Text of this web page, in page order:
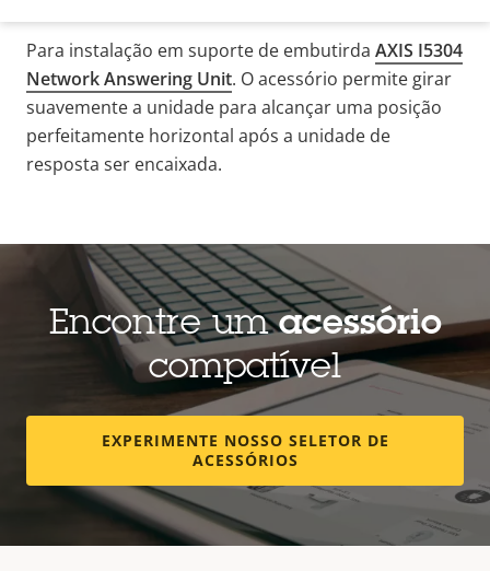
Para instalação em suporte de embutirda AXIS I5304
Network Answering Unit. O acessório permite girar
suavemente a unidade para alcançar uma posição
perfeitamente horizontal após a unidade de
resposta ser encaixada.
Encontre umacessório
compatível
EXPERIMENTE NOSSO SELETOR DE
ACESSÓRIOS